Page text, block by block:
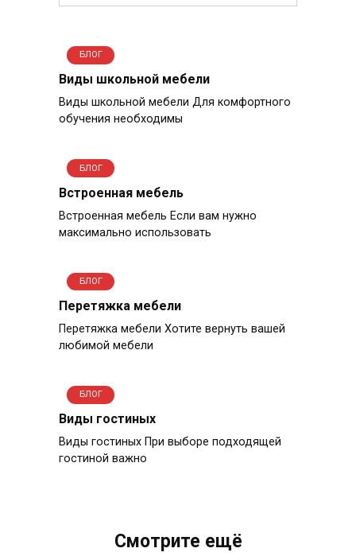
БЛОГ
Виды школьной мебели
Виды школьной мебели Для комфортного
обучения необходимы
БЛОГ
Встроенная мебель
Встроенная мебель Если вам нужно
максимально использовать
БЛОГ
Перетяжка мебели
Перетяжка мебели Хотите вернуть вашей
любимой мебели
БЛОГ
Виды гостиных
Виды гостиных При выборе подходящей
гостиной важно
Смотрите ещё